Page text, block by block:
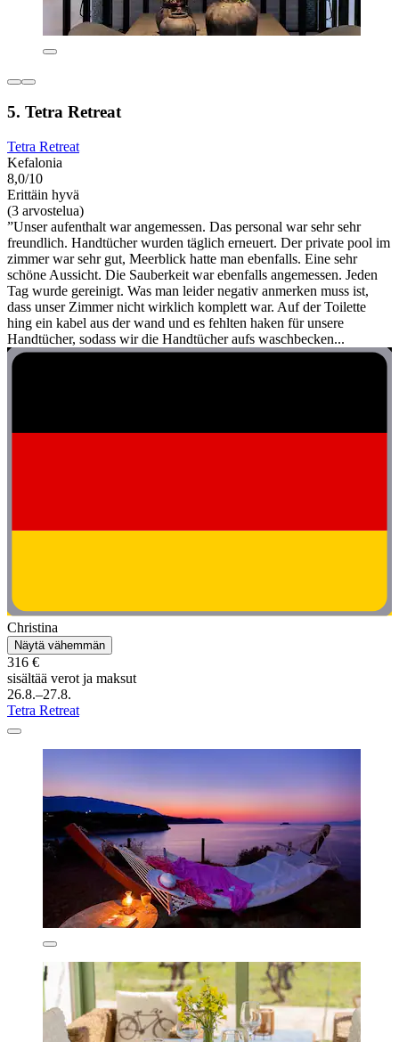
5. Tetra Retreat
Tetra Retreat
Kefalonia
8,0/10
Erittäin hyvä
(3 arvostelua)
”Unser aufenthalt war angemessen. Das personal war sehr sehr
freundlich. Handtücher wurden täglich erneuert. Der private pool im
zimmer war sehr gut, Meerblick hatte man ebenfalls. Eine sehr
schöne Aussicht. Die Sauberkeit war ebenfalls angemessen. Jeden
Tag wurde gereinigt. Was man leider negativ anmerken muss ist,
dass unser Zimmer nicht wirklich komplett war. Auf der Toilette
hing ein kabel aus der wand und es fehlten haken für unsere
Handtücher, sodass wir die Handtücher aufs waschbecken...
Christina
Näytä vähemmän
316 €
sisältää verot ja maksut
26.8.–27.8.
Tetra Retreat